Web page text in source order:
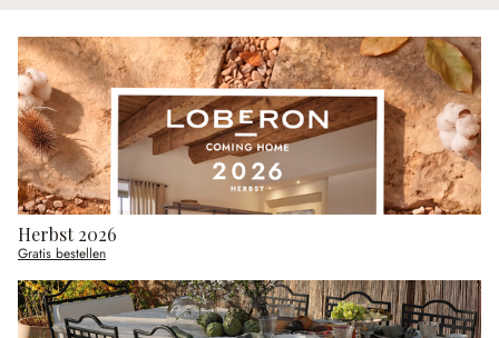
Herbst 2026
Gratis bestellen